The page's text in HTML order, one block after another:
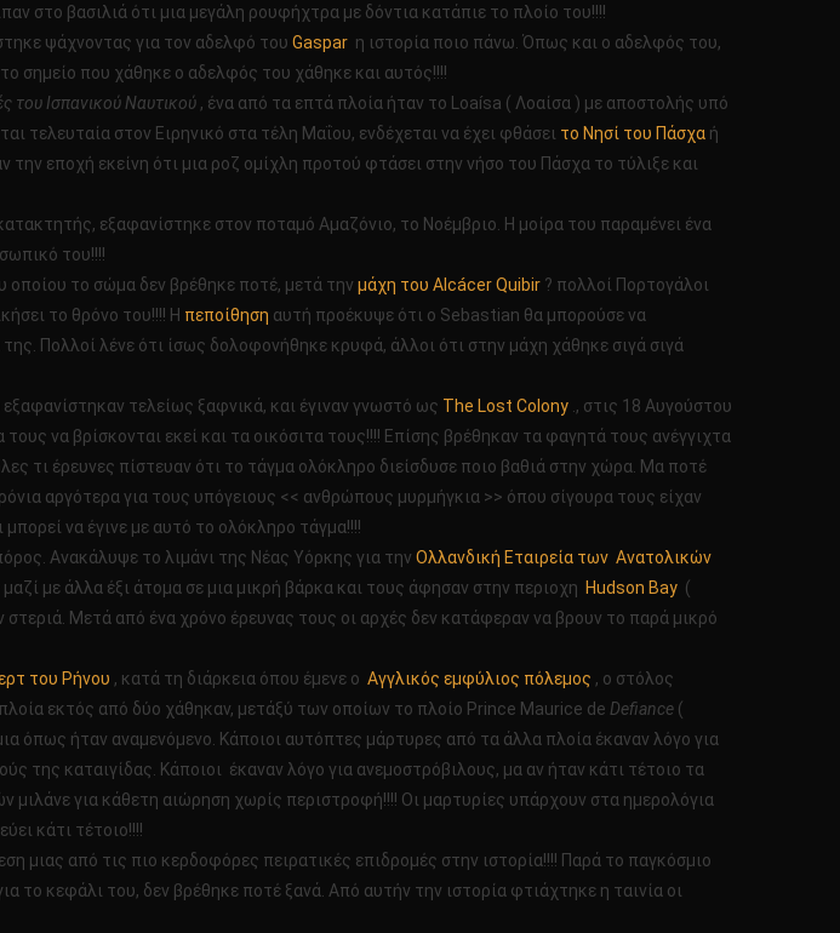
στο βασιλιά ότι μια μεγάλη ρουφήχτρα με δόντια κατάπιε το πλοίο του!!!!
ψάχνοντας για τον αδελφό του Gaspar η ιστορία ποιο πάνω. Όπως και ο αδελφός του,
σημείο που χάθηκε ο αδελφός του χάθηκε και αυτός!!!!
του Ισπανικού Ναυτικού , ένα από τα επτά πλοία ήταν το Loaísa ( Λοαίσα ) με αποστολής υπό
τελευταία στον Ειρηνικό στα τέλη Μαΐου, ενδέχεται να έχει φθάσει το Νησί του Πάσχα ή
την εποχή εκείνη ότι μια ροζ ομίχλη προτού φτάσει στην νήσο του Πάσχα το τύλιξε και
εξαφανίστηκε στον ποταμό Αμαζόνιο, το Νοέμβριο. Η μοίρα του παραμένει ένα
του!!!!
οποίου το σώμα δεν βρέθηκε ποτέ, μετά την μάχη του Alcácer Quibir ? πολλοί Πορτογάλοι
το θρόνο του!!!! Η πεποίθηση αυτή προέκυψε ότι ο Sebastian θα μπορούσε να
Πολλοί λένε ότι ίσως δολοφονήθηκε κρυφά, άλλοι ότι στην μάχη χάθηκε σιγά σιγά
τελείως ξαφνικά, και έγιναν γνωστό ως The Lost Colony ., στις 18 Αυγούστου
να βρίσκονται εκεί και τα οικόσιτα τους!!!! Επίσης βρέθηκαν τα φαγητά τους ανέγγιχτα
τι έρευνες πίστευαν ότι το τάγμα ολόκληρο διείσδυσε ποιο βαθιά στην χώρα. Μα ποτέ
αργότερα για τους υπόγειους << ανθρώπους μυρμήγκια >> όπου σίγουρα τους είχαν
να έγινε με αυτό το ολόκληρο τάγμα!!!!
Ανακάλυψε το λιμάνι της Νέας Υόρκης για την Ολλανδική Εταιρεία των Ανατολικών
με άλλα έξι άτομα σε μια μικρή βάρκα και τους άφησαν στην περιοχη Hudson Bay (
Μετά από ένα χρόνο έρευνας τους οι αρχές δεν κατάφεραν να βρουν το παρά μικρό
του Ρήνου , κατά τη διάρκεια όπου έμενε ο Αγγλικός εμφύλιος πόλεμος , ο στόλος
εκτός από δύο χάθηκαν, μετάξύ των οποίων το πλοίο Prince Maurice de Defiance (
όπως ήταν αναμενόμενο. Κάποιοι αυτόπτες μάρτυρες από τα άλλα πλοία έκαναν λόγο για
καταιγίδας. Κάποιοι έκαναν λόγο για ανεμοστρόβιλους, μα αν ήταν κάτι τέτοιο τα
μιλάνε για κάθετη αιώρηση χωρίς περιστροφή!!!! Οι μαρτυρίες υπάρχουν στα ημερολόγια
κάτι τέτοιο!!!!
μιας από τις πιο κερδοφόρες πειρατικές επιδρομές στην ιστορία!!!! Παρά το παγκόσμιο
κεφάλι του, δεν βρέθηκε ποτέ ξανά. Από αυτήν την ιστορία φτιάχτηκε η ταινία οι